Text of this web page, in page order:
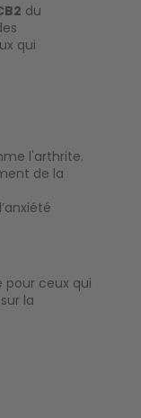
du
qui
l'arthrite.
de la
pour ceux qui
la